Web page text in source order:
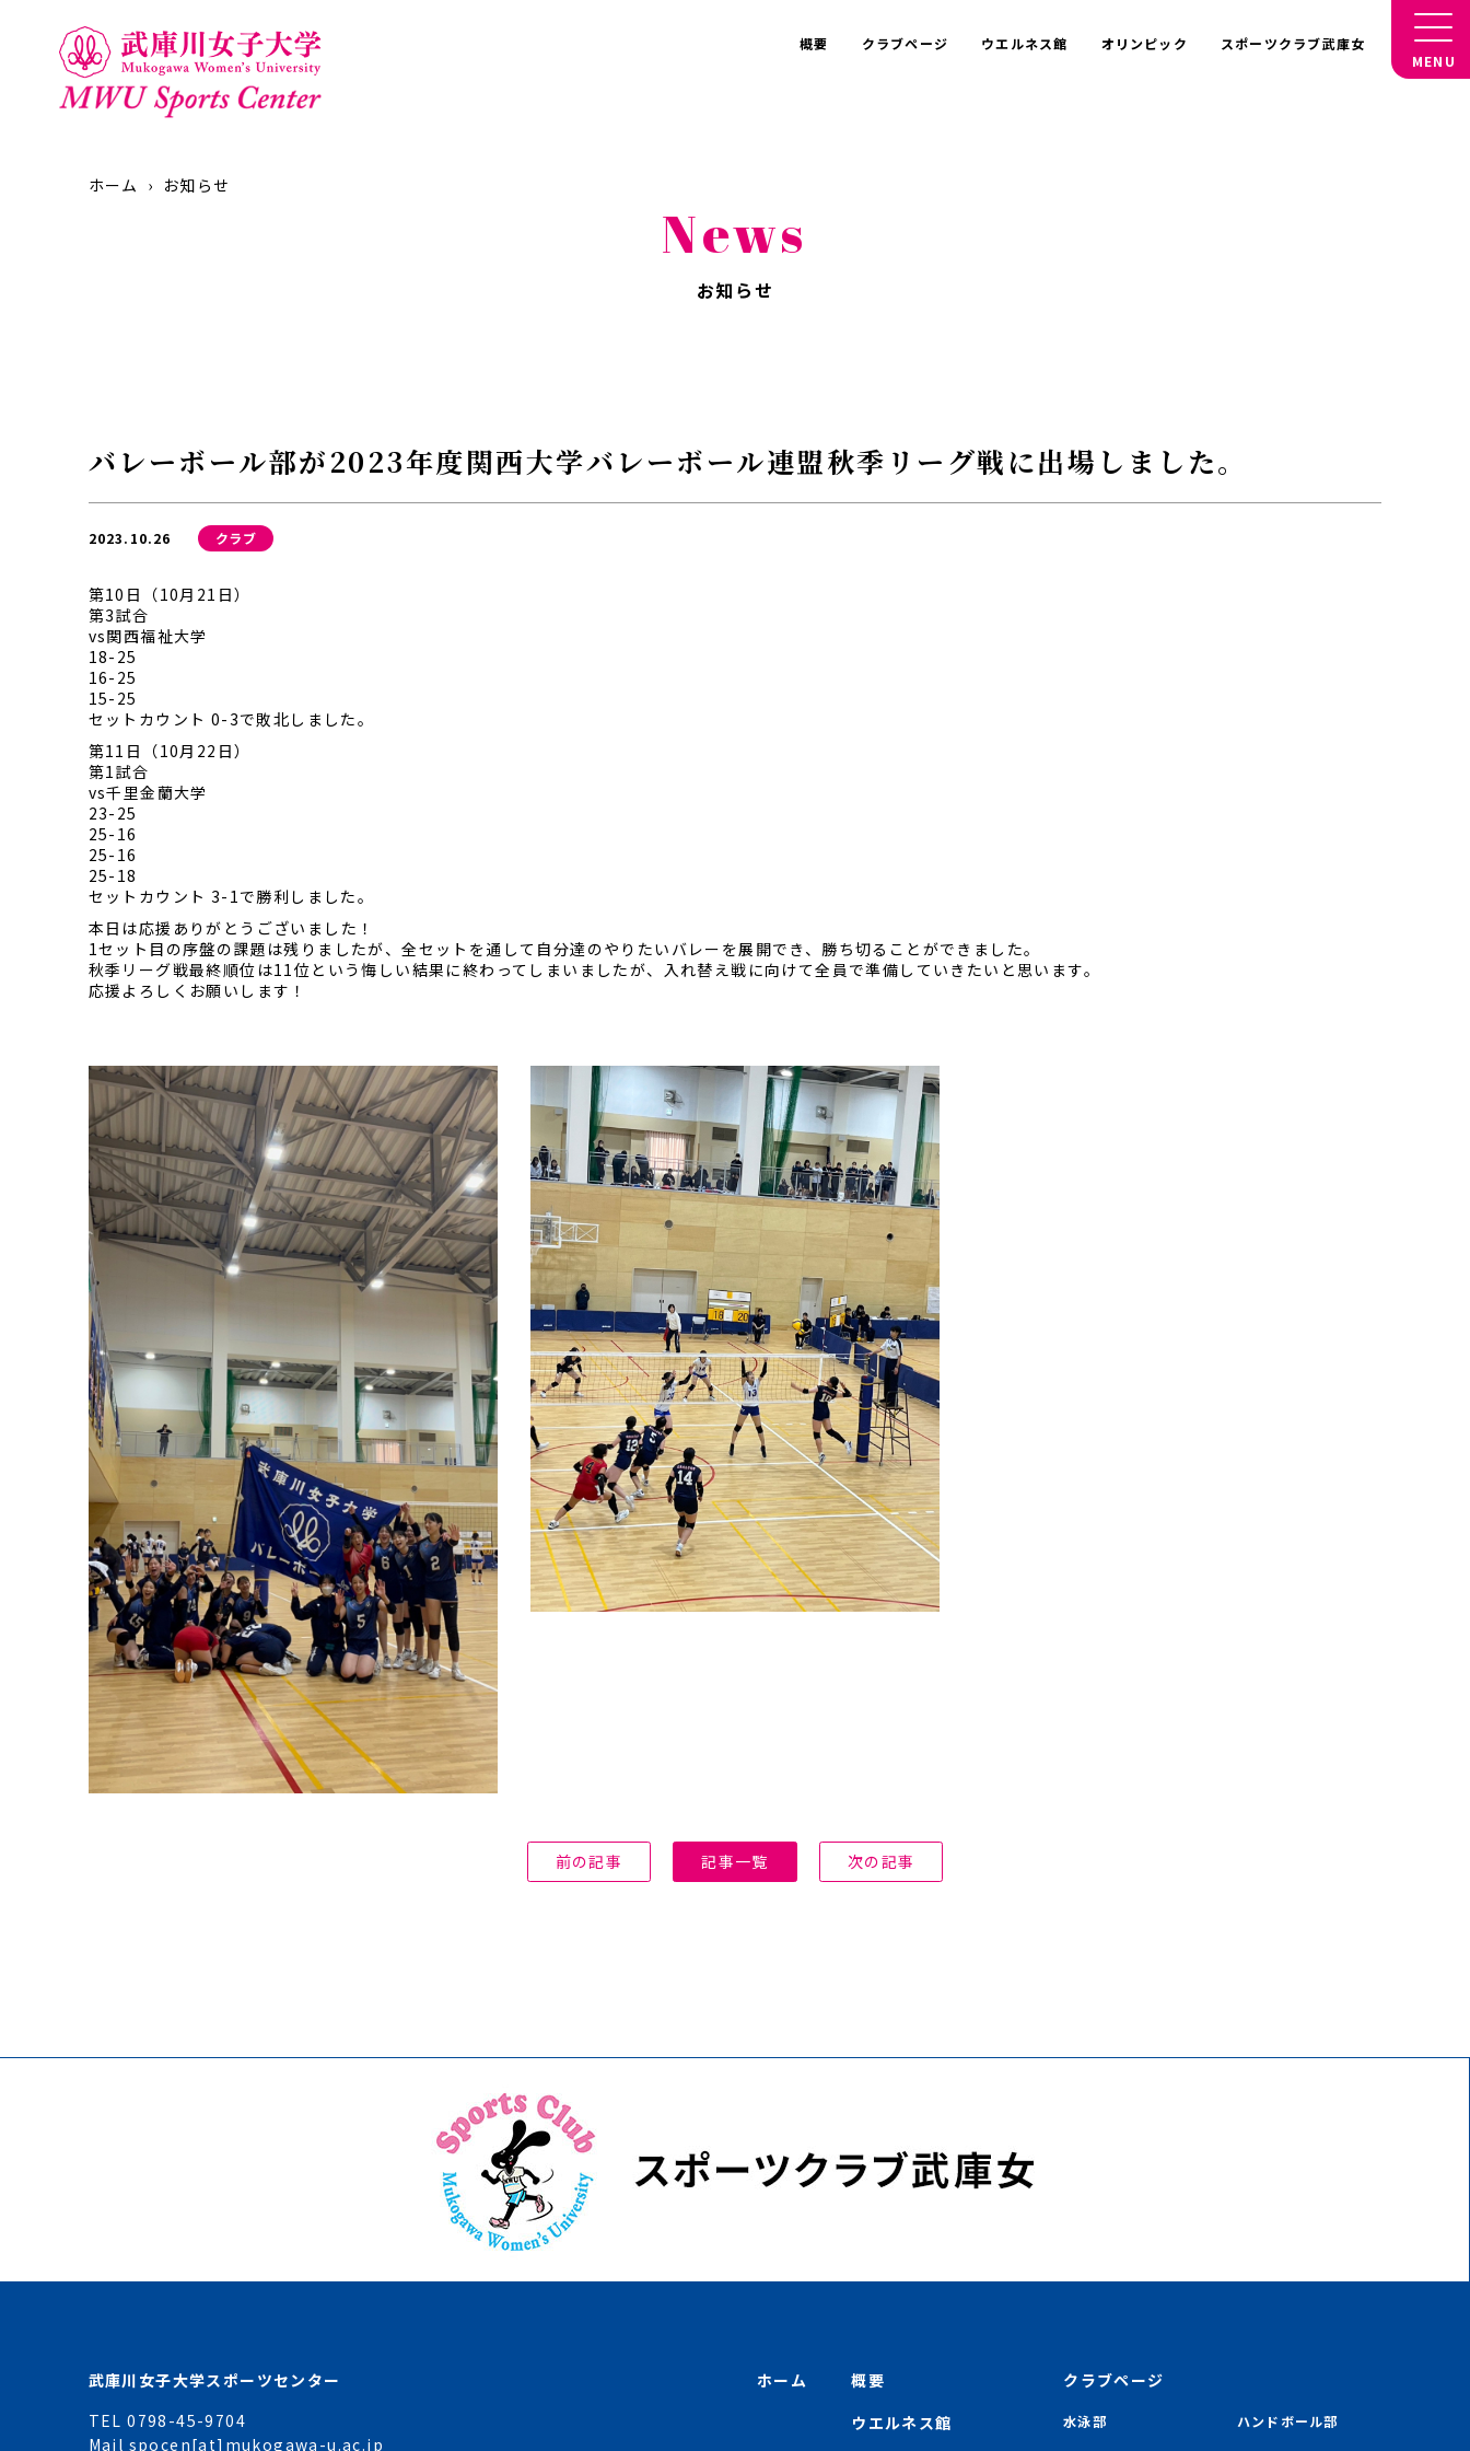
概要 クラブページ ウエルネス館 オリンピック
スポーツクラブ武庫女
MENU
ホーム 概要
ウエルネス館
オリンピック
スポーツクラブ武庫女
News
クラブページ
水泳部
バスケットボール部
カヌー部
新体操部
ダンス部
体操部
硬式庭球部
ホーム お知らせ
News
お知らせ
バレーボール部が2023年度関西大学バレーボール連盟秋季リーグ戦に出場しました。
2023.10.26 クラブ
第10日（10月21日）
第3試合
vs関西福祉大学
18-25
16-25
15-25
セットカウント 0-3で敗北しました。
第11日（10月22日）
第1試合
vs千里金蘭大学
23-25
25-16
25-16
25-18
セットカウント 3-1で勝利しました。
本日は応援ありがとうございました！
1セット目の序盤の課題は残りましたが、全セットを通して自分達のやりたいバレーを展開でき、勝ち切ることができました。
秋季リーグ戦最終順位は11位という悔しい結果に終わってしまいましたが、入れ替え戦に向けて全員で準備していきたいと思います。
応援よろしくお願いします！
前の記事 記事一覧 次の記事
武庫川女子大学スポーツセンター
TEL 0798-45-9704
Mail spocen[at]mukogawa-u.ac.jp
ホーム
概要
ウエルネス館
クラブページ
水泳部 ハンドボール部